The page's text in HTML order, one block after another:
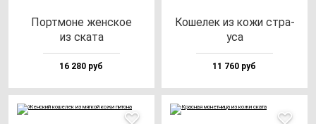
Пор­тмо­не жен­ское
из ска­та
16 280 руб
Коше­лек из ко­жи стра­
уса
11 760 руб